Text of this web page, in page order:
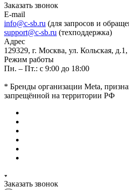
Заказать звонок
E-mail
info@c-sb.ru (для запросов и
support@c-sb.ru (техподдержка)
Адрес
129329, г. Москва, ул. Кольская, д.1,
Режим работы
Пн. – Пт.: с 9:00 до 18:00
* Бренды организации Meta,
запрещённой на территории РФ
Заказать звонок